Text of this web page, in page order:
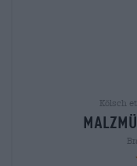
Kölsch